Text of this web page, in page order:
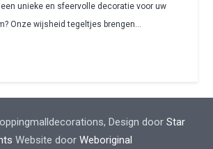
unieke en sfeervolle decoratie voor uw
Onze wijsheid tegeltjes brengen…
Design door Star
Website door Weboriginal